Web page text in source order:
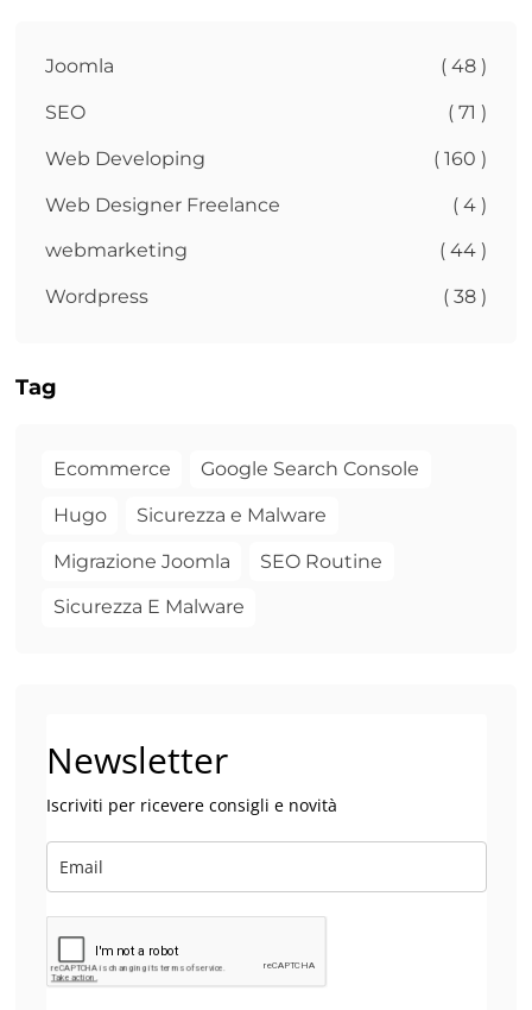
Joomla ( 48 )
SEO ( 71 )
Web Developing ( 160 )
Web Designer Freelance ( 4 )
webmarketing ( 44 )
Wordpress ( 38 )
Tag
Ecommerce Google Search Console
Hugo Sicurezza e Malware
Migrazione Joomla SEO Routine
Sicurezza E Malware
Newsletter
Iscriviti per ricevere consigli e novità